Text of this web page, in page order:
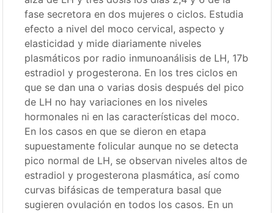
fase secretora en dos mujeres o ciclos. Estudia
efecto a nivel del moco cervical, aspecto y
elasticidad y mide diariamente niveles
plasmáticos por radio inmunoanálisis de LH, 17b
estradiol y progesterona. En los tres ciclos en
que se dan una o varias dosis después del pico
de LH no hay variaciones en los niveles
hormonales ni en las características del moco.
En los casos en que se dieron en etapa
supuestamente folicular aunque no se detecta
pico normal de LH, se observan niveles altos de
estradiol y progesterona plasmática, así como
curvas bifásicas de temperatura basal que
sugieren ovulación en todos los casos. En un